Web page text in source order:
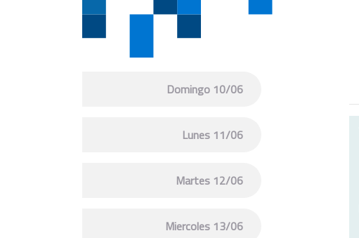
Domingo 10/06
Lunes 11/06
Martes 12/06
Miercoles 13/06